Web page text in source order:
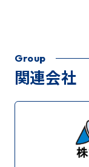
Group
関連会社